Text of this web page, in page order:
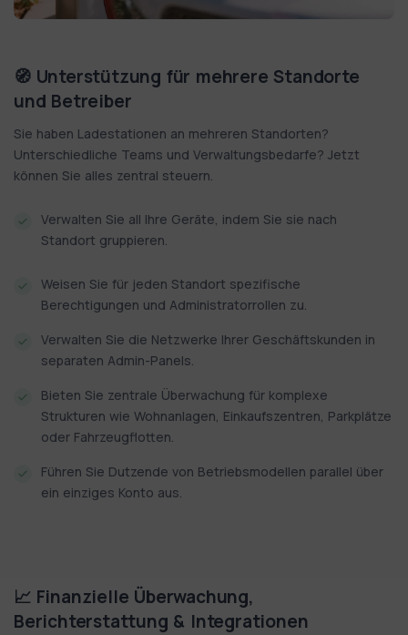
🧭 Unterstützung für mehrere Standorte
und Betreiber
Sie haben Ladestationen an mehreren Standorten?
Unterschiedliche Teams und Verwaltungsbedarfe? Jetzt
können Sie alles zentral steuern.
Verwalten Sie all Ihre Geräte, indem Sie sie nach
Standort gruppieren.
Weisen Sie für jeden Standort spezifische
Berechtigungen und Administratorrollen zu.
Verwalten Sie die Netzwerke Ihrer Geschäftskunden in
separaten Admin-Panels.
Bieten Sie zentrale Überwachung für komplexe
Strukturen wie Wohnanlagen, Einkaufszentren, Parkplätze
oder Fahrzeugflotten.
Führen Sie Dutzende von Betriebsmodellen parallel über
ein einziges Konto aus.
📈 Finanzielle Überwachung,
Berichterstattung & Integrationen